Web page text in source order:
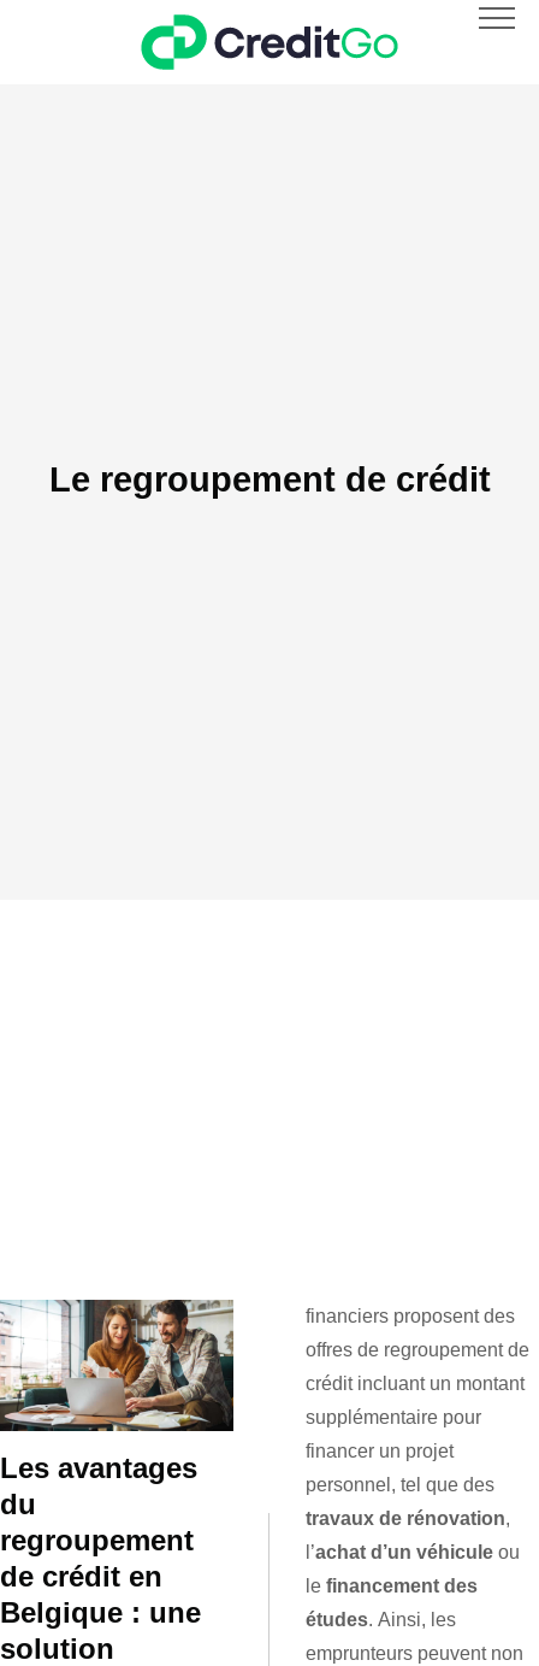
Le regroupement de crédit
Les avantages
du
regroupement
de crédit en
Belgique : une
solution
financiers proposent des
offres de regroupement de
crédit incluant un montant
supplémentaire pour
financer un projet
personnel, tel que des
travaux de rénovation,
l’achat d’un véhicule ou
le financement des
études. Ainsi, les
emprunteurs peuvent non
SIMULATION DE CRÉDIT EN LIGNE